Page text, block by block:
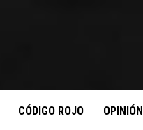
CÓDIGO ROJO OPINIÓN